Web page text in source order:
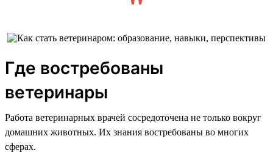
Где востребованы
ветеринары
Работа ветеринарных врачей сосредоточена не только вокруг
домашних животных. Их знания востребованы во многих
сферах.